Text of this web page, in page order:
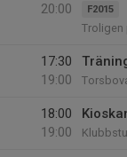
20:00
F2015
Troligen
17:30
19:00
18:00
19:00